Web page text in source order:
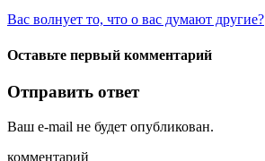
Вас волнует то, что о вас думают другие?
Оставьте первый комментарий
Отправить ответ
Ваш e-mail не будет опубликован.
комментарий